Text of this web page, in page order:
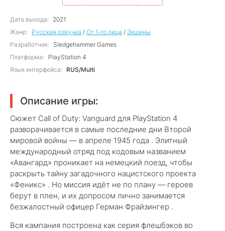
Дата выхода:
2021
Жанр:
Русская озвучка / От 1-го лица / Экшены
Разработчик:
Sledgehammer Games
Платформа:
PlayStation 4
Язык интерфейса:
RUS/Multi
Описание игры:
Сюжет Call of Duty: Vanguard для PlayStation 4
разворачивается в самые последние дни Второй
мировой войны — в апреле 1945 года . Элитный
международный отряд под кодовым названием
«Авангард» проникает на немецкий поезд, чтобы
раскрыть тайну загадочного нацистского проекта
«Феникс» . Но миссия идёт не по плану — героев
берут в плен, и их допросом лично занимается
безжалостный офицер Герман Фрайзингер .
Вся кампания построена как серия флешбэков во